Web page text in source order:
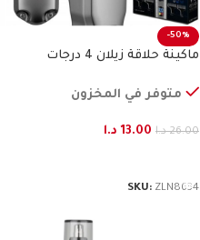
-50%
ماكينة حلاقة زيلان 4 درجات
متوفر في المخزون
26.00 د.ا 13.00 د.ا
SKU: ZLN8634